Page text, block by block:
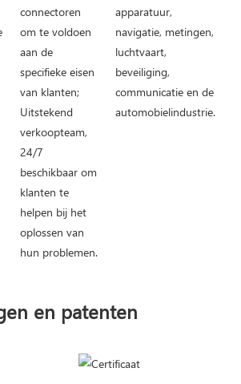
connectoren
om te voldoen
aan de
specifieke eisen
van klanten;
Uitstekend
verkoopteam,
24/7
beschikbaar om
klanten te
helpen bij het
oplossen van
hun problemen.
apparatuur,
navigatie, metingen,
luchtvaart,
beveiliging,
communicatie en de
automobielindustrie.
en patenten